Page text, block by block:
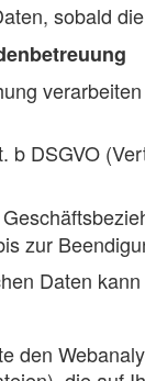
sobald
b DSGVO
zur
Daten
den